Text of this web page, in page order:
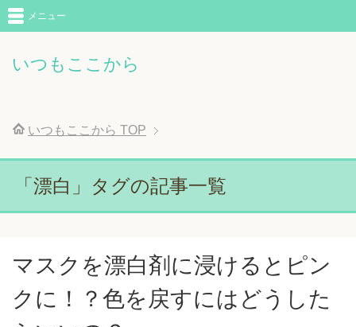
いつもここから
メニュー
いつもここから TOP
「漂白」タグの記事一覧
マスクを漂白剤に浸けるとピン
クに！？色を戻すにはどうした